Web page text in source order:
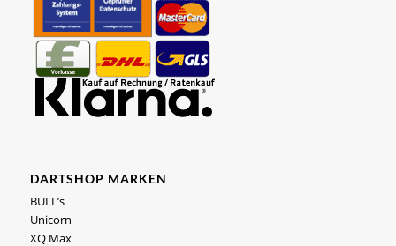
DARTSHOP MARKEN
BULL’s
Unicorn
XQ Max